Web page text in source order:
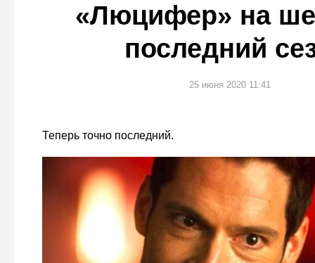
«Люцифер» на
последний
25 июня 2020 11:41
Теперь точно последний.